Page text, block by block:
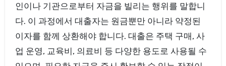
인이나 기관으로부터 자금을 빌리는 행위를 말합니
다. 이 과정에서 대출자는 원금뿐만 아니라 약정된
이자를 함께 상환해야 합니다. 대출은 주택 구매, 사
업 운영, 교육비, 의료비 등 다양한 용도로 사용될 수